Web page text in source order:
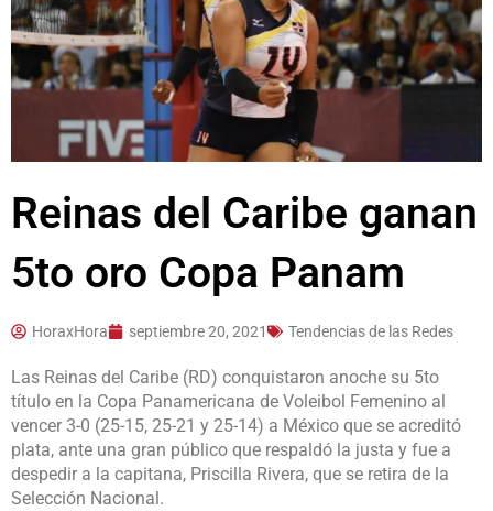
Reinas del Caribe ganan
5to oro Copa Panam
HoraxHora septiembre 20, 2021 Tendencias de las Redes
Las Reinas del Caribe (RD) conquistaron anoche su 5to
título en la Copa Panamericana de Voleibol Femenino al
vencer 3-0 (25-15, 25-21 y 25-14) a México que se acreditó
plata, ante una gran público que respaldó la justa y fue a
despedir a la capitana, Priscilla Rivera, que se retira de la
Selección Nacional.